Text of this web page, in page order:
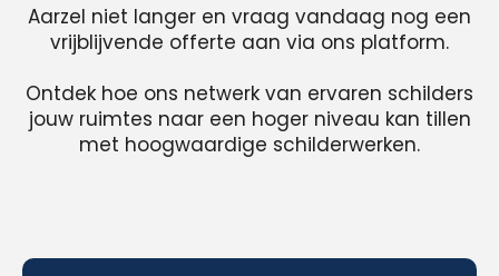
Aarzel niet langer en vraag vandaag nog een
vrijblijvende offerte aan via ons platform.
Ontdek hoe ons netwerk van ervaren schilders
jouw ruimtes naar een hoger niveau kan tillen
met hoogwaardige schilderwerken.